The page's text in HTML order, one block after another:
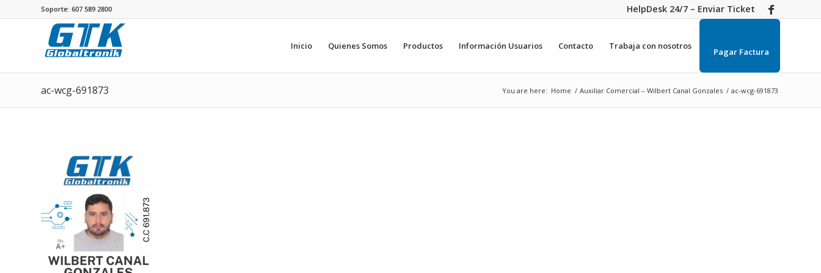
HelpDesk 24/7 – Enviar Ticket
Soporte: 607 589 2800
Inicio Quienes Somos Productos Información Usuarios Contacto Trabaja con nosotros
Pagar Factura
ac-wcg-691873 You are here: Home / Auxiliar Comercial – Wilbert Canal Gonzales / ac-wcg-691873